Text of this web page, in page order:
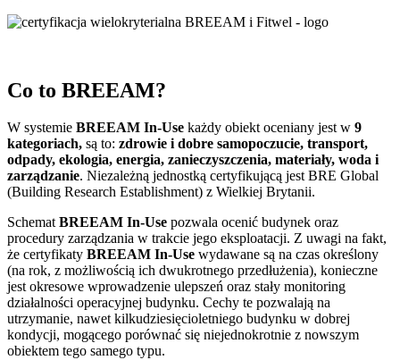
Co to BREEAM?
W systemie BREEAM In-Use każdy obiekt oceniany jest w 9
kategoriach, są to: zdrowie i dobre samopoczucie, transport,
odpady, ekologia, energia, zanieczyszczenia, materiały, woda i
zarządzanie. Niezależną jednostką certyfikującą jest BRE Global
(Building Research Establishment) z Wielkiej Brytanii.
SchematBREEAM In-Use pozwala ocenić budynek oraz
procedury zarządzania w trakcie jego eksploatacji. Z uwagi na fakt,
że certyfikaty BREEAM In-Use wydawane są na czas określony
(na rok, z możliwością ich dwukrotnego przedłużenia), konieczne
jest okresowe wprowadzenie ulepszeń oraz stały monitoring
działalności operacyjnej budynku. Cechy te pozwalają na
utrzymanie, nawet kilkudziesięcioletniego budynku w dobrej
kondycji, mogącego porównać się niejednokrotnie z nowszym
obiektem tego samego typu.